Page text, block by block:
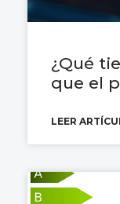
¿Qué
que el
LEER